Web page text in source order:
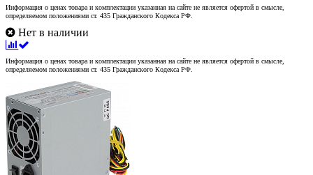
Информация о ценах товара и комплектации указанная на сайте не является офертой в смысле,
определяемом положениями ст. 435 Гражданского Кодекса РФ.
Нет в наличии
Информация о ценах товара и комплектации указанная на сайте не является офертой в смысле,
определяемом положениями ст. 435 Гражданского Кодекса РФ.